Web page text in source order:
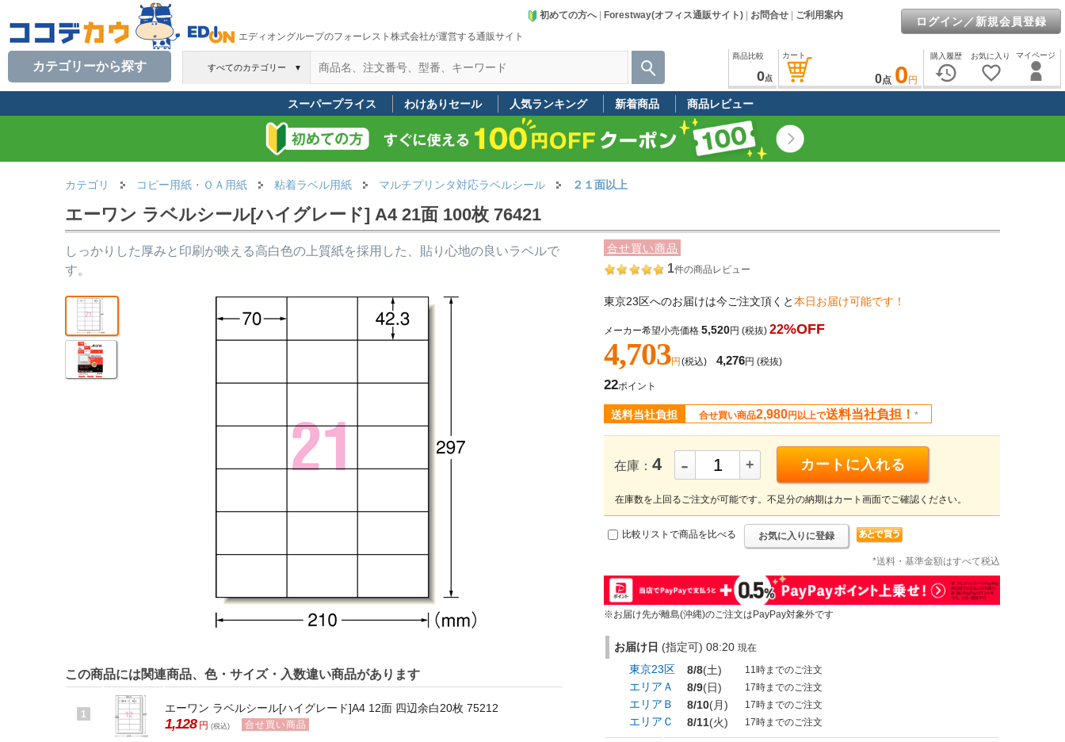
エディオングループのフォーレスト株式会社が運営する通販サイト
初めての方へ| Forestway(オフィス通販サイト) お問合せ ご利用案内 ログイン／新規会員登録
すべてのカテゴリー ▼
カテゴリーから探す
マイページ
お気に入り
favorite_border
購入履歴
history
カート
0点 0 円
商品比較
0点
スーパープライス わけありセール 人気ランキング 新着商品 商品レビュー
カテゴリ コピー用紙・ＯＡ用紙 粘着ラベル用紙 マルチプリンタ対応ラベルシール ２１面以上
エーワン ラベルシール[ハイグレード] A4 21面 100枚 76421
合せ買い商品
1件の商品レビュー
東京23区へのお届けは今ご注文頂くと本日お届け可能です！
メーカー希望小売価格 5,520円 (税抜) 22%OFF
4,703円 (税込) 4,276円 (税抜)
22ポイント
送料当社負担 合せ買い商品2,980円以上で送料当社負担！ *
在庫： 4 - + カートに入れる
在庫数を上回るご注文が可能です。不足分の納期はカート画面でご確認ください。
比較リストで商品を比べる お気に入りに登録
*送料・基準金額はすべて税込
※お届け先が離島(沖縄)のご注文はPayPay対象外です
お届け日 (指定可) 08:20 現在
東京23区 8/8(土) 11時までのご注文
エリアＡ 8/9(日) 17時までのご注文
エリアＢ 8/10(月) 17時までのご注文
エリアＣ 8/11(火) 17時までのご注文
しっかりした厚みと印刷が映える高白色の上質紙を採用した、貼り心地の良いラベルで
す。
この商品には関連商品、色・サイズ・入数違い商品があります
1 エーワン ラベルシール[ハイグレード]A4 12面 四辺余白20枚 75212
1,128 円 (税込) 合せ買い商品